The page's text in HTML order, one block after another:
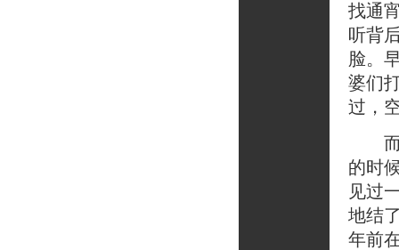
找通
听背
脸。
婆们
过，
而
的时
见过
地结
年前